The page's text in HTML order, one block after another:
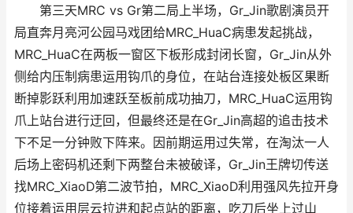
第三天MRC vs Gr第二局上半场，Gr_Jin歌剧演员开
局直奔月亮河公园马戏团给MRC_HuaC病患发起挑战，
MRC_HuaC在两板一窗区下板形成封闭长窗，Gr_Jin从外
侧给内压制病患运用钩爪的身位，在站台连接处板区果断
断掉影跃利用加速跃至板前成功抽刀，MRC_HuaC运用钩
爪上站台进行迂回，但最终还是在Gr_Jin高超的追击技术
下不足一分钟败下阵来。因前期运用过失常，在淘汰一人
后场上密码机还剩下两整台未被破译，Gr_Jin王牌切传送
找MRC_XiaoD第二波节拍，MRC_XiaoD利用强风先拉开身
位接着运用层云拉进和起点站的距离，吃刀后坐上过山